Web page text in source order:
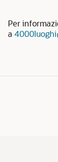
Per
a